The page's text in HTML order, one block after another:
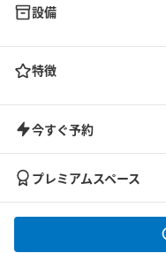
設備
特徴
今すぐ予約
プレミアムスペース